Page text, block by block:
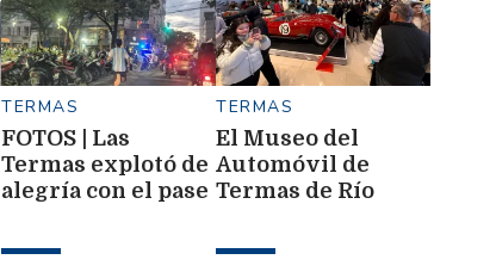
TERMAS
FOTOS | Las
Termas explotó de
alegría con el pase
final del Mundial
TERMAS
El Museo del
Automóvil de
Termas de Río
de semana récord